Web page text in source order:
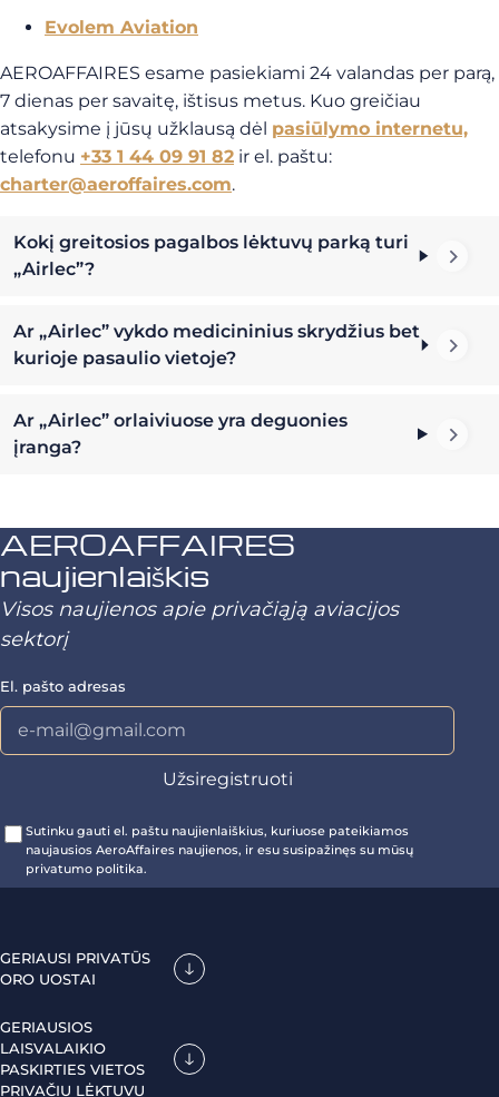
Evolem Aviation
AEROAFFAIRES esame pasiekiami 24 valandas per parą,
7 dienas per savaitę, ištisus metus. Kuo greičiau
atsakysime į jūsų užklausą dėl pasiūlymo internetu,
telefonu +33 1 44 09 91 82 ir el. paštu:
charter@aeroffaires.com.
Kokį greitosios pagalbos lėktuvų parką turi
„Airlec”?
Ar „Airlec” vykdo medicininius skrydžius bet
kurioje pasaulio vietoje?
Ar „Airlec” orlaiviuose yra deguonies
įranga?
AEROAFFAIRES
naujienlaiškis
Visos naujienos apie privačiąją aviacijos
sektorį
El. pašto adresas
Sutinku gauti el. paštu naujienlaiškius, kuriuose pateikiamos
naujausios AeroAffaires naujienos, ir esu susipažinęs su mūsų
privatumo politika.
GERIAUSI PRIVATŪS
ORO UOSTAI
GERIAUSIOS
LAISVALAIKIO
PASKIRTIES VIETOS
PRIVAČIU LĖKTUVU